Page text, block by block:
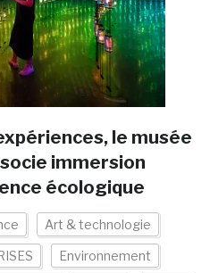
le musée
immersion
écologique
Art & technologie
Environnement